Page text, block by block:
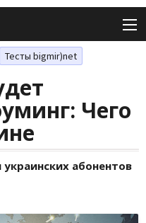
Тесты bigmir)net
Чего
абонентов